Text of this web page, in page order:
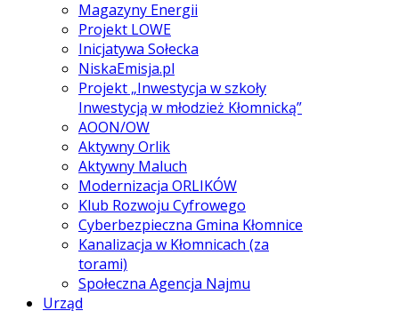
Magazyny Energii
Projekt LOWE
Inicjatywa Sołecka
NiskaEmisja.pl
Projekt „Inwestycja w szkoły
Inwestycją w młodzież Kłomnicką”
AOON/OW
Aktywny Orlik
Aktywny Maluch
Modernizacja ORLIKÓW
Klub Rozwoju Cyfrowego
Cyberbezpieczna Gmina Kłomnice
Kanalizacja w Kłomnicach (za
torami)
Społeczna Agencja Najmu
Urząd